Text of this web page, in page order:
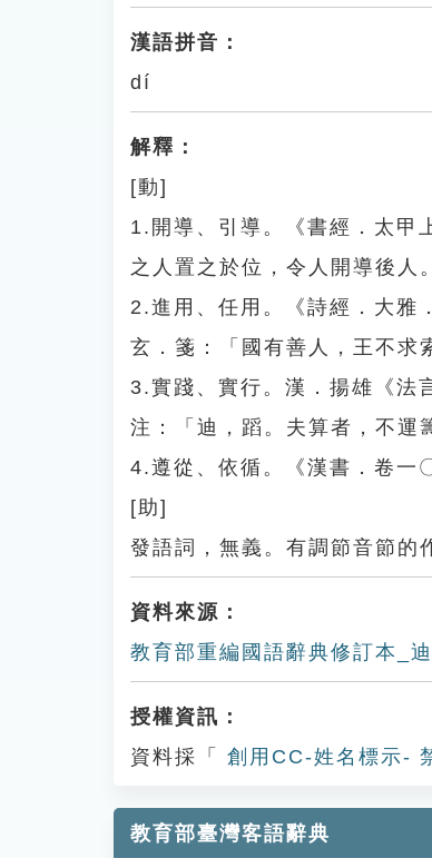
漢語拼音：
dí
解釋：
[動]
1.開導、引導。《書經．太甲
之人置之於位，令人開導後人
2.進用、任用。《詩經．大雅
玄．箋：「國有善人，王不求
3.實踐、實行。漢．揚雄《法
注：「迪，蹈。夫算者，不運
4.遵從、依循。《漢書．卷一
[助]
發語詞，無義。有調節音節的
資料來源：
教育部重編國語辭典修訂本_迪
授權資訊：
資料採「
創用CC-姓名標示-
教育部臺灣客語辭典